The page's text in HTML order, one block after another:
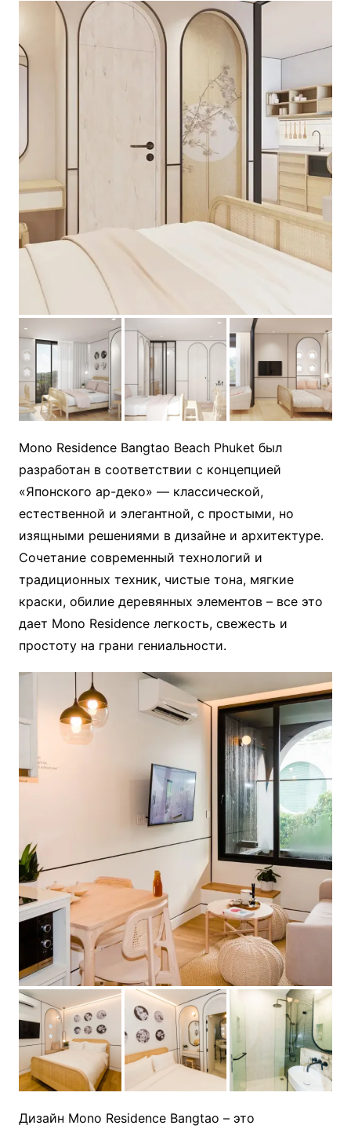
Mono Residence Bangtao Beach Phuket был
разработан в соответствии с концепцией
«Японского ар-деко» — классической,
естественной и элегантной, с простыми, но
изящными решениями в дизайне и архитектуре.
Сочетание современный технологий и
традиционных техник, чистые тона, мягкие
краски, обилие деревянных элементов – все это
дает Mono Residence легкость, свежесть и
простоту на грани гениальности.
Дизайн Mono Residence Bangtao – это